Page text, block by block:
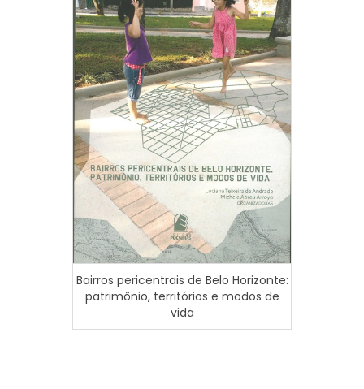
Bairros pericentrais de Belo Horizonte:
patrimônio, territórios e modos de
vida